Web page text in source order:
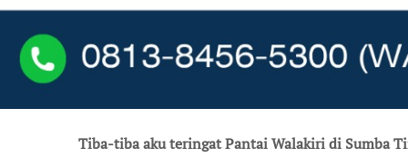
Tiba-tiba aku teringat Pantai Walakiri di Sumba Timur dengan debur ombaknya yang lembut dan